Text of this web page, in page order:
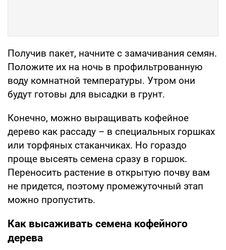
Получив пакет, начните с замачивания семян.
Положите их на ночь в профильтрованную
воду комнатной температуры. Утром они
будут готовы для высадки в грунт.
Конечно, можно выращивать кофейное
дерево как рассаду – в специальных горшках
или торфяных стаканчиках. Но гораздо
проще высеять семена сразу в горшок.
Переносить растение в открытую почву вам
не придется, поэтому промежуточный этап
можно пропустить.
Как высаживать семена кофейного
дерева